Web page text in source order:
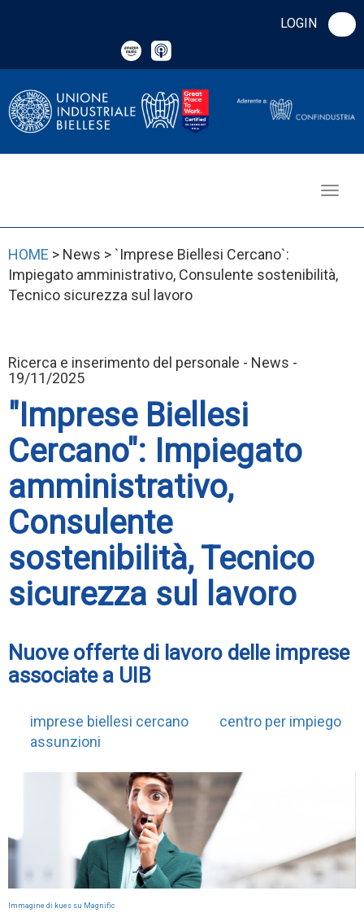
LOGIN
HOME > News > `Imprese Biellesi Cercano`:
Impiegato amministrativo, Consulente sostenibilità,
Tecnico sicurezza sul lavoro
Ricerca e inserimento del personale - News -
19/11/2025
"Imprese Biellesi
Cercano": Impiegato
amministrativo,
Consulente
sostenibilità, Tecnico
sicurezza sul lavoro
Nuove offerte di lavoro delle imprese
associate a UIB
imprese biellesi cercano
centro per impiego
assunzioni
Immagine di kues su Magnific